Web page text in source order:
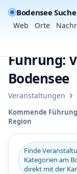
Bodensee Suche
Web Orte
Führung:
Bodensee
Veranstaltungen ›
Kommende
Region
Finde
Kategorien am
direkt mit der